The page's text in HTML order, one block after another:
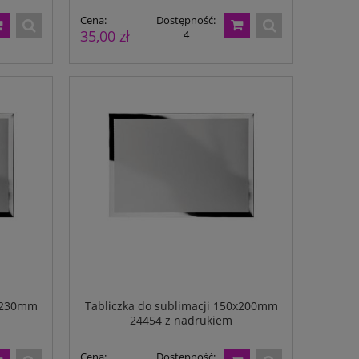
Cena:
35,00 zł
Dostępność:
4
Tabliczka do sublimacji 150x200mm
24454 z nadrukiem